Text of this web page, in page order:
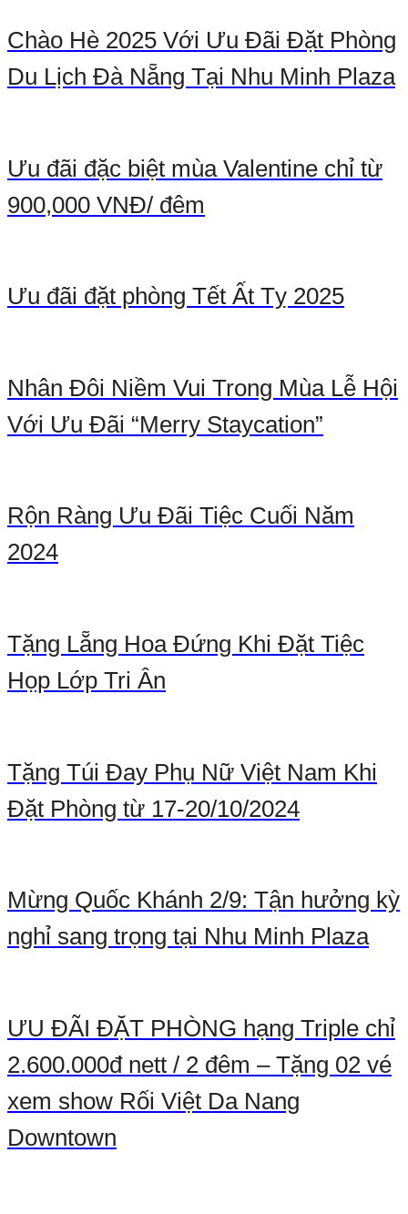
Chào Hè 2025 Với Ưu Đãi Đặt Phòng
Du Lịch Đà Nẵng Tại Nhu Minh Plaza
Ưu đãi đặc biệt mùa Valentine chỉ từ
900,000 VNĐ/ đêm
Ưu đãi đặt phòng Tết Ất Tỵ 2025
Nhân Đôi Niềm Vui Trong Mùa Lễ Hội
Với Ưu Đãi “Merry Staycation”
Rộn Ràng Ưu Đãi Tiệc Cuối Năm
2024
Tặng Lẵng Hoa Đứng Khi Đặt Tiệc
Họp Lớp Tri Ân
Tặng Túi Đay Phụ Nữ Việt Nam Khi
Đặt Phòng từ 17-20/10/2024
Mừng Quốc Khánh 2/9: Tận hưởng kỳ
nghỉ sang trọng tại Nhu Minh Plaza
ƯU ĐÃI ĐẶT PHÒNG hạng Triple chỉ
2.600.000đ nett / 2 đêm – Tặng 02 vé
xem show Rối Việt Da Nang
Downtown